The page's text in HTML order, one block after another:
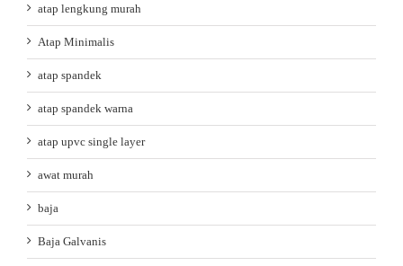
atap lengkung murah
Atap Minimalis
atap spandek
atap spandek warna
atap upvc single layer
awat murah
baja
Baja Galvanis